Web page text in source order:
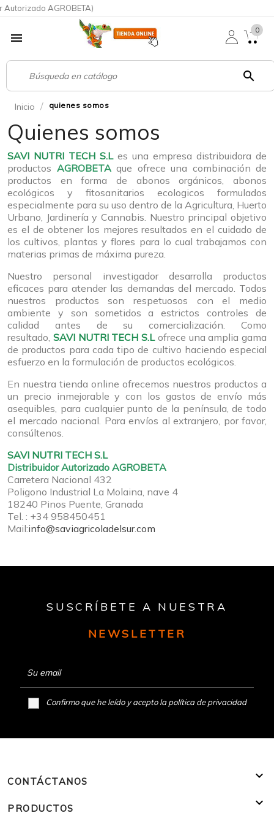
AGROBETA)

search
0
Inicio quienes somos
Quienes somos
SAVI NUTRI TECH S.Les una empresa distribuidora de
productos AGROBETAque ofrece una combinación de
productos en forma de abonos orgánicos, abonos
ecológicos y fitosanitarios ecologicos formulados
especialmente para su uso dentro de la Agricultura, Huerto
Urbano, Jardinería y Cannabis. Nuestro principal objetivo
es el de obtener los mejores resultados en el cuidado de
los cultivos, plantas y flores para lo cual trabajamos con
materias primas de máxima pureza.
Nuestro personal investigador desarrolla productos
eficaces para atender las demandas del mercado. Todos
nuestros productos son respetuosos con el medio
ambiente y son sometidos a estrictos controles de
calidad antes de su comercialización. Como
resultado, SAVI NUTRI TECH S.Lofrece una amplia gama
de productos para cada tipo de cultivo haciendo especial
esfuerzo en la formulación de productos ecológicos.
En nuestra tienda online ofrecemos nuestros productos a
un precio inmejorable y con los gastos de envío más
asequibles, para cualquier punto de la península, de todo
el mercado nacional. Para envíos al extranjero, por favor,
consúltenos.
SAVI NUTRI TECH S.L
Distribuidor Autorizado AGROBETA
Carretera Nacional 432
Poligono Industrial La Molaina, nave 4
18240 Pinos Puente, Granada
Tel. : +34 958450451
Mail:info@saviagricoladelsur.com
SUSCRÍBETE A NUESTRA
NEWSLETTER
Confirmo que he leído y acepto lapolítica de privacidad
CONTÁCTANOS 
PRODUCTOS
